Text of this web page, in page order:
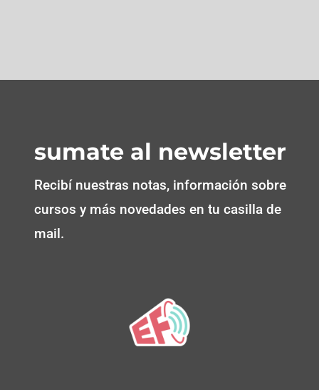
sumate al newsletter
Recibí nuestras notas, información sobre
cursos y más novedades en tu casilla de
mail.